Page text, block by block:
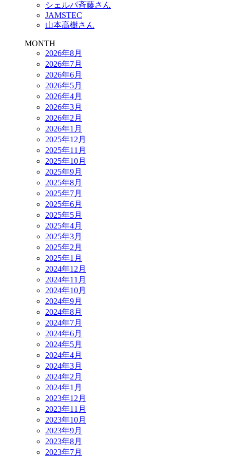
シェルパ斉藤さん
JAMSTEC
山本高樹さん
MONTH
2026年8月
2026年7月
2026年6月
2026年5月
2026年4月
2026年3月
2026年2月
2026年1月
2025年12月
2025年11月
2025年10月
2025年9月
2025年8月
2025年7月
2025年6月
2025年5月
2025年4月
2025年3月
2025年2月
2025年1月
2024年12月
2024年11月
2024年10月
2024年9月
2024年8月
2024年7月
2024年6月
2024年5月
2024年4月
2024年3月
2024年2月
2024年1月
2023年12月
2023年11月
2023年10月
2023年9月
2023年8月
2023年7月